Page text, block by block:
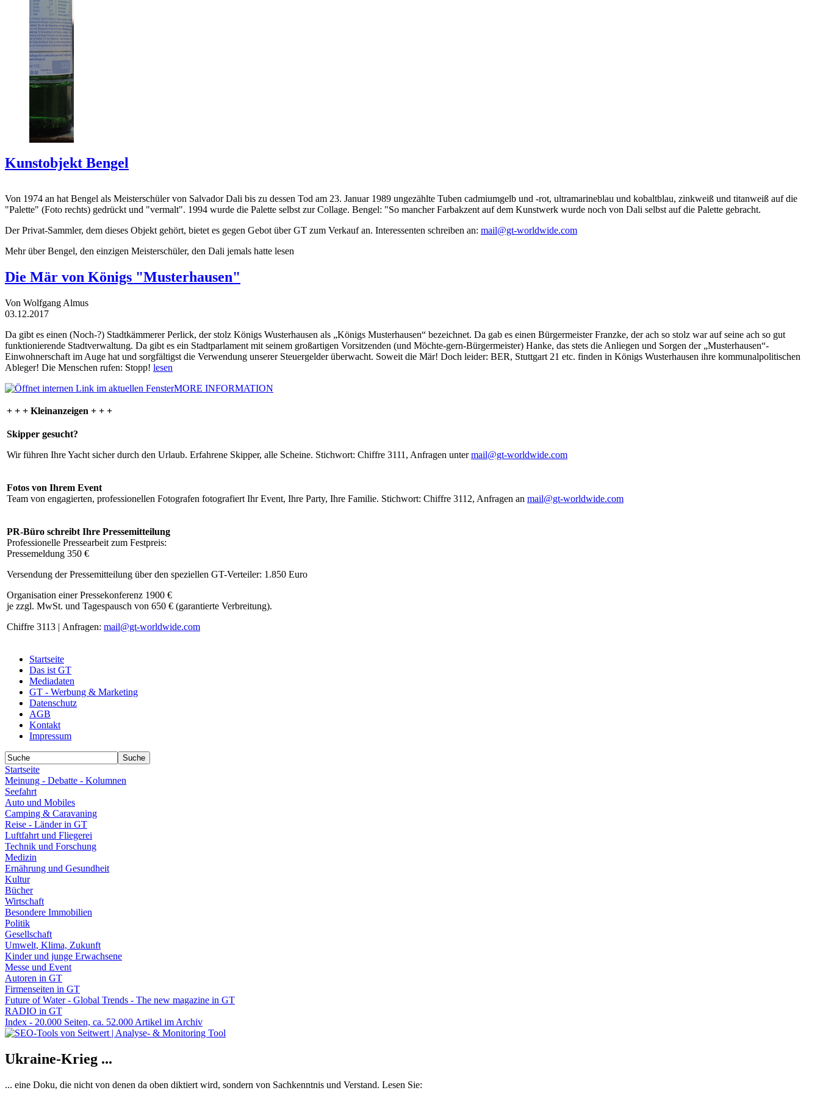
Kunstobjekt Bengel
Von 1974 an hat Bengel als Meisterschüler von Salvador Dali bis zu dessen Tod am 23. Januar 1989 ungezählte Tuben cadmiumgelb und -rot, ultramarineblau und kobaltblau, zinkweiß und titanweiß auf die
"Palette" (Foto rechts) gedrückt und "vermalt". 1994 wurde die Palette selbst zur Collage. Bengel: "So mancher Farbakzent auf dem Kunstwerk wurde noch von Dali selbst auf die Palette gebracht.
Der Privat-Sammler, dem dieses Objekt gehört, bietet es gegen Gebot über GT zum Verkauf an. Interessenten schreiben an: mail@gt-worldwide.com
Mehr über Bengel, den einzigen Meisterschüler, den Dali jemals hatte lesen
Die Mär von Königs "Musterhausen"
Von Wolfgang Almus
03.12.2017
Da gibt es einen (Noch-?) Stadtkämmerer Perlick, der stolz Königs Wusterhausen als „Königs Musterhausen“ bezeichnet. Da gab es einen Bürgermeister Franzke, der ach so stolz war auf seine ach so gut
funktionierende Stadtverwaltung. Da gibt es ein Stadtparlament mit seinem großartigen Vorsitzenden (und Möchte-gern-Bürgermeister) Hanke, das stets die Anliegen und Sorgen der „Musterhausen“-
Einwohnerschaft im Auge hat und sorgfältigst die Verwendung unserer Steuergelder überwacht. Soweit die Mär! Doch leider: BER, Stuttgart 21 etc. finden in Königs Wusterhausen ihre kommunalpolitischen
Ableger! Die Menschen rufen: Stopp! lesen
MORE INFORMATION
+ + + Kleinanzeigen + + +
Skipper gesucht?
Wir führen Ihre Yacht sicher durch den Urlaub. Erfahrene Skipper, alle Scheine. Stichwort: Chiffre 3111, Anfragen untermail@gt-worldwide.com
Fotos von Ihrem Event
Team von engagierten, professionellen Fotografen fotografiert Ihr Event, Ihre Party, Ihre Familie. Stichwort: Chiffre 3112, Anfragen an mail@gt-worldwide.com
PR-Büro schreibt Ihre Pressemitteilung
Professionelle Pressearbeit zum Festpreis:
Pressemeldung 350 €
Versendung der Pressemitteilung über den speziellen GT-Verteiler: 1.850 Euro
Organisation einer Pressekonferenz 1900 €
je zzgl. MwSt. und Tagespausch von 650 € (garantierte Verbreitung).
Chiffre 3113 | Anfragen: mail@gt-worldwide.com
Startseite
Das ist GT
Mediadaten
GT - Werbung & Marketing
Datenschutz
AGB
Kontakt
Impressum
Startseite
Meinung - Debatte - Kolumnen
Seefahrt
Auto und Mobiles
Camping & Caravaning
Reise - Länder in GT
Luftfahrt und Fliegerei
Technik und Forschung
Medizin
Ernährung und Gesundheit
Kultur
Bücher
Wirtschaft
Besondere Immobilien
Politik
Gesellschaft
Umwelt, Klima, Zukunft
Kinder und junge Erwachsene
Messe und Event
Autoren in GT
Firmenseiten in GT
Future of Water - Global Trends - The new magazine in GT
RADIO in GT
Index - 20.000 Seiten, ca. 52.000 Artikel im Archiv
Ukraine-Krieg ...
... eine Doku, die nicht von denen da oben diktiert wird, sondern von Sachkenntnis und Verstand. Lesen Sie: